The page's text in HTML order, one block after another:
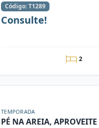
Código: T1289
Consulte!
2
TEMPORADA
PÉ NA AREIA,